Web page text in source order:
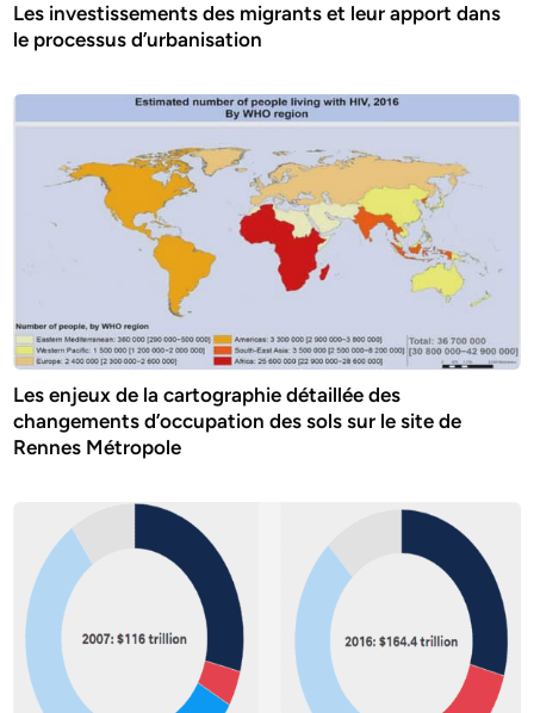
Les investissements des migrants et leur apport dans
le processus d’urbanisation
Les enjeux de la cartographie détaillée des
changements d’occupation des sols sur le site de
Rennes Métropole